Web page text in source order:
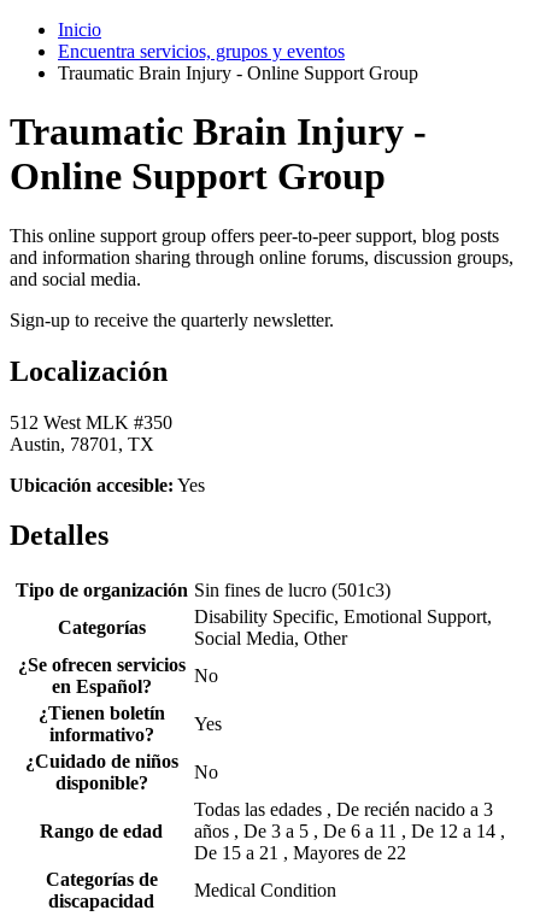
Inicio
Encuentra servicios, grupos y eventos
Traumatic Brain Injury - Online Support Group
Traumatic Brain Injury -
Online Support Group
This online support group offers peer-to-peer support, blog posts
and information sharing through online forums, discussion groups,
and social media.
Sign-up to receive the quarterly newsletter.
Localización
512 West MLK #350
Austin, 78701, TX
Ubicación accesible: Yes
Detalles
Tipo de organización Sin fines de lucro (501c3)
Categorías
Disability Specific, Emotional Support,
Social Media, Other
¿Se ofrecen servicios
en Español?
No
¿Tienen boletín
informativo?
Yes
¿Cuidado de niños
disponible?
No
Rango de edad
Todas las edades , De recién nacido a 3
años , De 3 a 5 , De 6 a 11 , De 12 a 14 ,
De 15 a 21 , Mayores de 22
Categorías de
discapacidad
Medical Condition